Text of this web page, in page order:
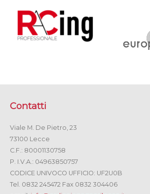
Contatti
Viale M. De Pietro, 23
73100 Lecce
C.F.: 80001130758
P. I.V.A.: 04963850757
CODICE UNIVOCO UFFICIO: UF2U0B
Tel. 0832 245472 Fax 0832 304406